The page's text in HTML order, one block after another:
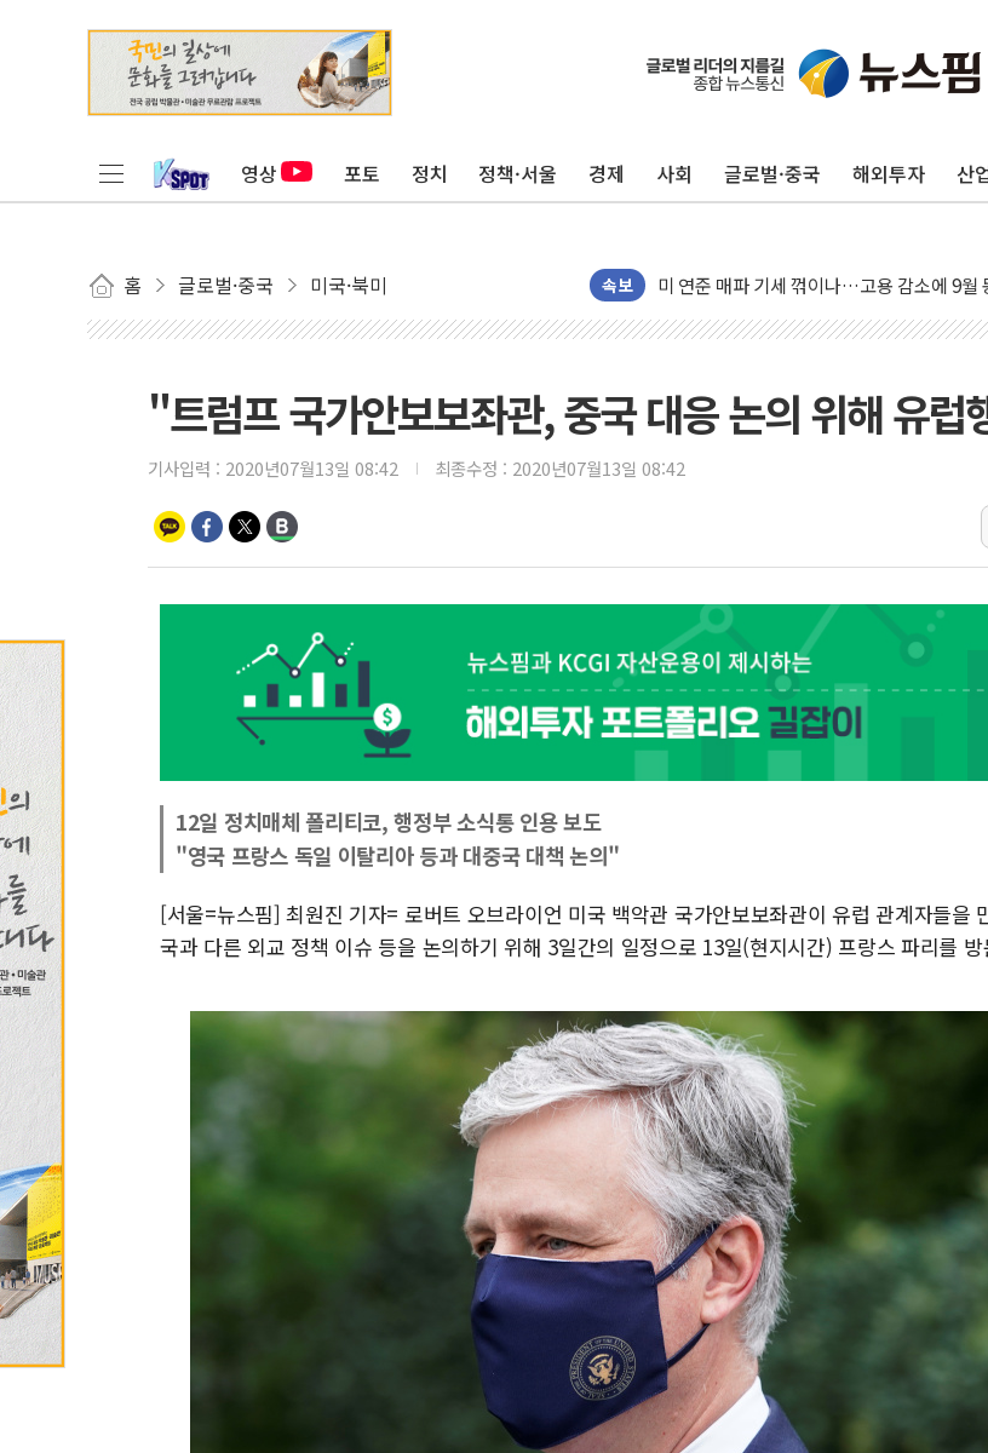
영상 포토 정치 정책·서울 경제 사회 글로벌·중국 해외투자 산
홈 글로벌·중국 미국·북미 속보
민주, 오늘 제주·인천 경선 결과 발표...'김민
한상협, 업계 개인정보 보안 새판 짠다…'자
트럼프, 쿡 연준 이사 해임 재추진…"26일까
유럽증시, 美 고용 예상 밖 부진에 연준 금
[종합] 이슬람 수니파 3국, '공동방위협정'
트럼프, 백신·자폐증 행정명령 검토…"이르
이란 핵심 원유 수출항 '하르그섬', 최근 1주
美 고용 쇼크에 엔화 장중 급등…시장은 "또
[AI MY 뉴스] 뉴욕 반도체주 프리뷰...美 고용
뉴욕증시 프리뷰, 美 고용 쇼크에 금리 인
[종합] 美 7월 고용 2만3000명 감소 '쇼크
[사진] 이슬람 수니파 3개국, 공동방위협정
뉴욕증시 개장 전 특징주...아틀라시안·클
보훈부, 미 DPAA와 MOU… "6·25 미군 실
트럼프 "금리 내려야"…파월 때와 달리 워시
특정 정치인 측근 포항시 정책특보 내정설...
李 "해남 태양광, 대한민국 다음 100년 밑거
"트럼프 국가안보보좌관, 중국 대응 논의 위해 유럽
기사입력 : 2020년07월13일 08:42 최종수정 : 2020년07월13일 08:42
12일 정치매체 폴리티코, 행정부 소식통 인용 보도
"영국 프랑스 독일 이탈리아 등과 대중국 대책 논의"
[서울=뉴스핌] 최원진 기자= 로버트 오브라이언 미국 백악관 국가안보보좌관이 유럽 관계자들을
국과 다른 외교 정책 이슈 등을 논의하기 위해 3일간의 일정으로 13일(현지시간) 프랑스 파리를